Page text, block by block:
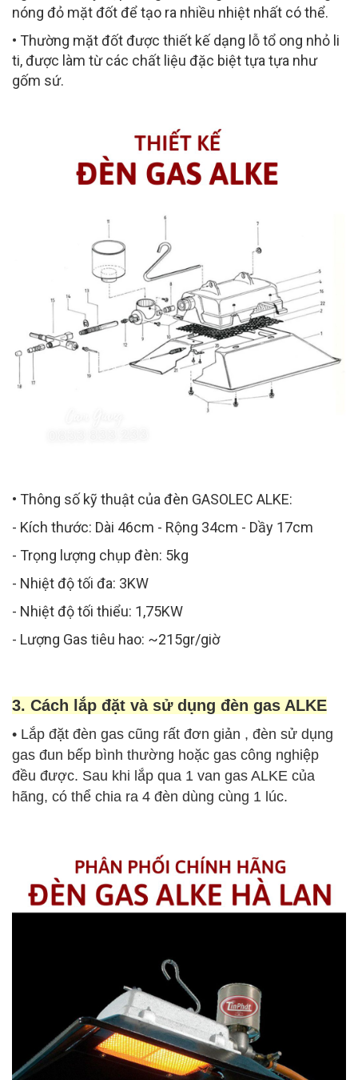
nóng đỏ mặt đốt để tạo ra nhiều nhiệt nhất có thể.
• Thường mặt đốt được thiết kế dạng lỗ tổ ong nhỏ li
ti, được làm từ các chất liệu đặc biệt tựa tựa như
gốm sứ.
• Thông số kỹ thuật của đèn GASOLEC ALKE:
- Kích thước: Dài 46cm - Rộng 34cm - Dầy 17cm
- Trọng lượng chụp đèn: 5kg
- Nhiệt độ tối đa: 3KW
- Nhiệt độ tối thiểu: 1,75KW
- Lượng Gas tiêu hao: ~215gr/giờ
3. Cách lắp đặt và sử dụng đèn gas ALKE
• Lắp đặt đèn gas cũng rất đơn giản , đèn sử dụng
gas đun bếp bình thường hoặc gas công nghiệp
đều được. Sau khi lắp qua 1 van gas ALKE của
hãng, có thể chia ra 4 đèn dùng cùng 1 lúc.